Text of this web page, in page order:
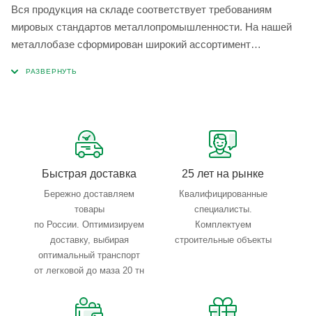
Вся продукция на складе соответствует требованиям
мировых стандартов металлопромышленности. На нашей
металлобазе сформирован широкий ассортимент
Быстрая доставка
Бережно доставляем
товары
по России. Оптимизируем
доставку, выбирая
оптимальный транспорт
от легковой до маза 20 тн
25 лет на рынке
Квалифицированные
специалисты.
Комплектуем
строительные объекты